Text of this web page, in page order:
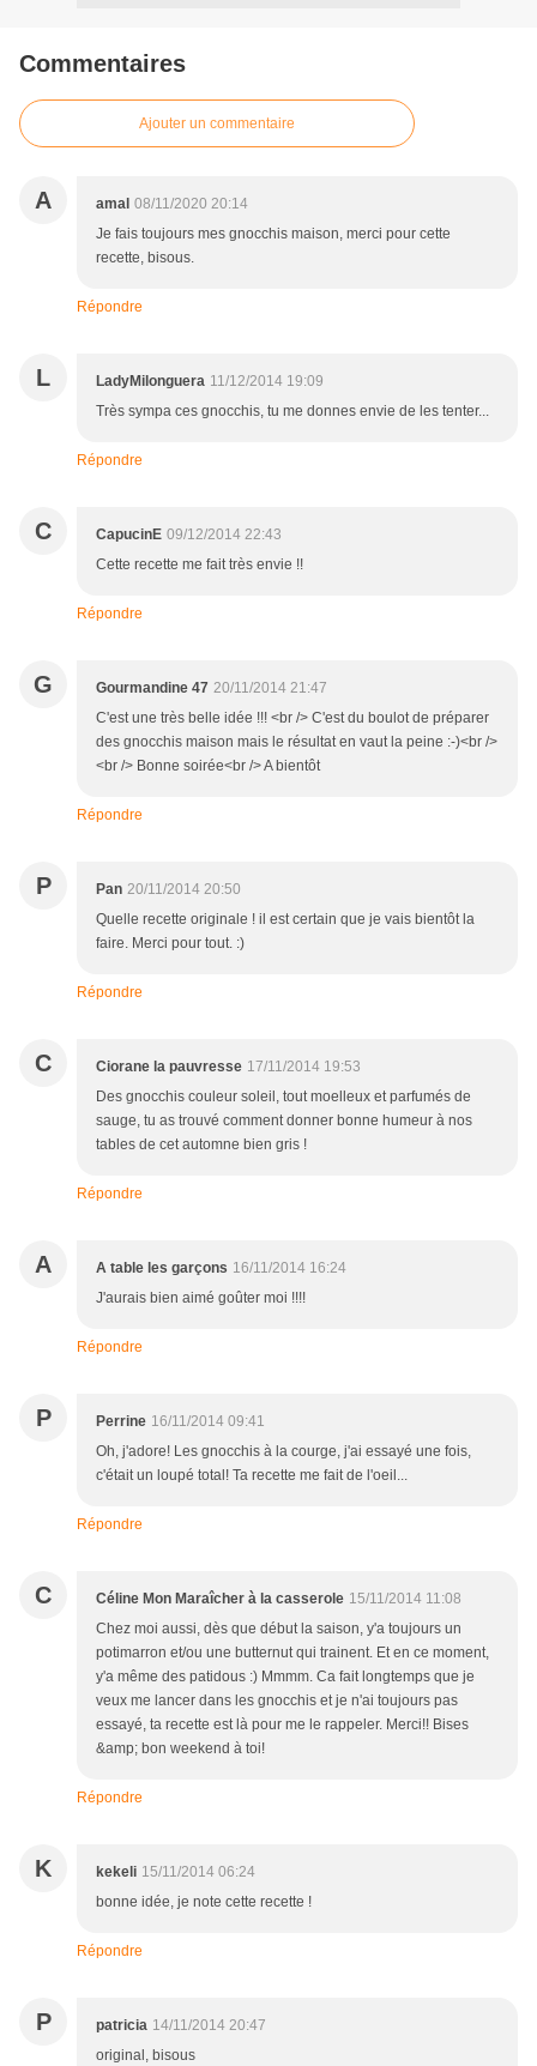
Commentaires
Ajouter un commentaire
A amal 08/11/2020 20:14
Je fais toujours mes gnocchis maison, merci pour cette
recette, bisous.
Répondre
L LadyMilonguera 11/12/2014 19:09
Très sympa ces gnocchis, tu me donnes envie de les tenter...
Répondre
C CapucinE 09/12/2014 22:43
Cette recette me fait très envie !!
Répondre
G Gourmandine 47 20/11/2014 21:47
C'est une très belle idée !!! <br /> C'est du boulot de préparer
des gnocchis maison mais le résultat en vaut la peine :-)<br />
<br /> Bonne soirée<br /> A bientôt
Répondre
P Pan 20/11/2014 20:50
Quelle recette originale ! il est certain que je vais bientôt la
faire. Merci pour tout. :)
Répondre
C Ciorane la pauvresse 17/11/2014 19:53
Des gnocchis couleur soleil, tout moelleux et parfumés de
sauge, tu as trouvé comment donner bonne humeur à nos
tables de cet automne bien gris !
Répondre
A A table les garçons 16/11/2014 16:24
J'aurais bien aimé goûter moi !!!!
Répondre
P Perrine 16/11/2014 09:41
Oh, j'adore! Les gnocchis à la courge, j'ai essayé une fois,
c'était un loupé total! Ta recette me fait de l'oeil...
Répondre
C Céline Mon Maraîcher à la casserole 15/11/2014 11:08
Chez moi aussi, dès que début la saison, y'a toujours un
potimarron et/ou une butternut qui trainent. Et en ce moment,
y'a même des patidous :) Mmmm. Ca fait longtemps que je
veux me lancer dans les gnocchis et je n'ai toujours pas
essayé, ta recette est là pour me le rappeler. Merci!! Bises
&amp; bon weekend à toi!
Répondre
K kekeli 15/11/2014 06:24
bonne idée, je note cette recette !
Répondre
P patricia 14/11/2014 20:47
original, bisous